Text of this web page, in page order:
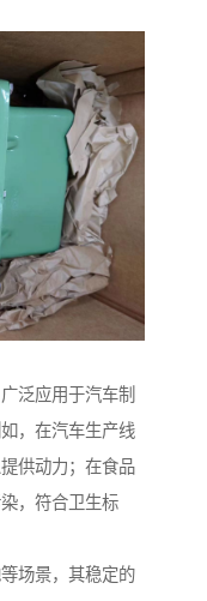
泛应用于汽车制
，在汽车生产线
供动力；在食品
，符合卫生标
场景，其稳定的